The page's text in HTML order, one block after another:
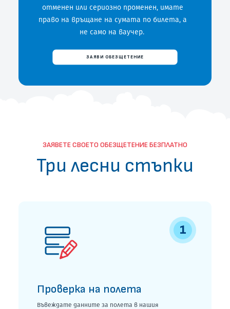
отменен или сериозно променен, имате
право на връщане на сумата по билета, а
не само на ваучер.
ЗАЯВИ ОБЕЗЩЕТЕНИЕ
ЗАЯВЕТЕ СВОЕТО ОБЕЗЩЕТЕНИЕ БЕЗПЛАТНО
Три лесни стъпки
1
Проверка на полета
Въвеждате данните за полета в нашия